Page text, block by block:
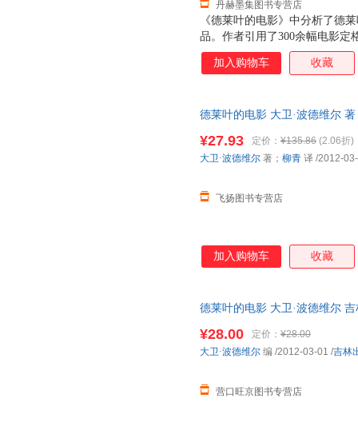
《德莱叶的电影》中分析了德
品。作者引用了300余幅电影定
维尔也回溯了好莱坞传统的电
电影叙事的原则与解构。最终
丹赫墨集图书专营店
加入购物车 收藏
德莱叶的电影 大卫·波德维尔
¥27.93 定价： ¥135.86 (2.06折)
飞扬图书专营店
大卫·波德维尔 著； 柳青 译 /2012-
加入购物车 收藏
德莱叶的电影 大卫·波德维尔
¥28.00 定价： ¥28.00
营口旺京图书专营店
大卫·波德维尔 编 /2012-03-01 /吉林